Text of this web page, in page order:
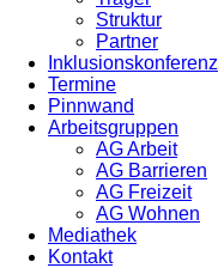
Struktur
Partner
Inklusionskonferenz
Termine
Pinnwand
Arbeitsgruppen
AG Arbeit
AG Barrieren
AG Freizeit
AG Wohnen
Mediathek
Kontakt